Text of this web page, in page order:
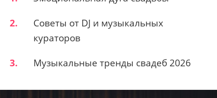
2.
Советы от DJ и музыкальных
кураторов
3.
Музыкальные тренды свадеб 2026